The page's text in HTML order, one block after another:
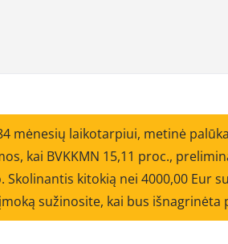
mėnesių laikotarpiui, metinė
kai BVKKMN 15,11 proc.,
kitokią nei 4000,00 Eur
sužinosite, kai bus išnagrinėta